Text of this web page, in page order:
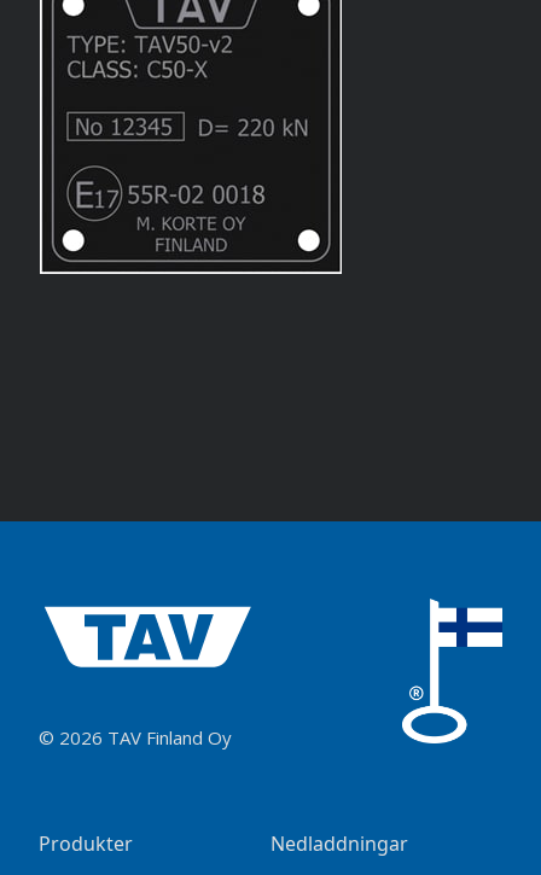
© 2026 TAV Finland Oy
Produkter
Nedladdningar